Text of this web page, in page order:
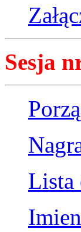
Sesja
Lista